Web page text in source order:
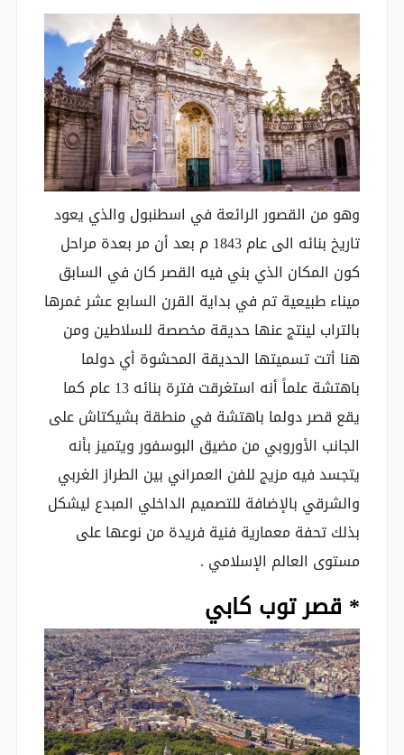
وهو من القصور الرائعة في اسطنبول والذي يعود
تاريخ بنائه الى عام 1843 م بعد أن مر بعدة مراحل
كون المكان الذي بني فيه القصر كان في السابق
ميناء طبيعية تم في بداية القرن السابع عشر غمرها
بالتراب لينتج عنها حديقة مخصصة للسلاطين ومن
هنا أتت تسميتها الحديقة المحشوة أي دولما
باهتشة علماً أنه استغرقت فترة بنائه 13 عام كما
يقع قصر دولما باهتشة في منطقة بشيكتاش على
الجانب الأوروبي من مضيق البوسفور ويتميز بأنه
يتجسد فيه مزيج للفن العمراني بين الطراز الغربي
والشرقي بالإضافة للتصميم الداخلي المبدع ليشكل
بذلك تحفة معمارية فنية فريدة من نوعها على
مستوى العالم الإسلامي .
* قصر توب كابي